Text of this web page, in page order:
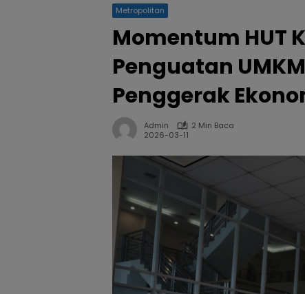
Metropolitan
Momentum HUT
Penguatan
Penggerak
Admin
2 Min Baca
2026-03-11